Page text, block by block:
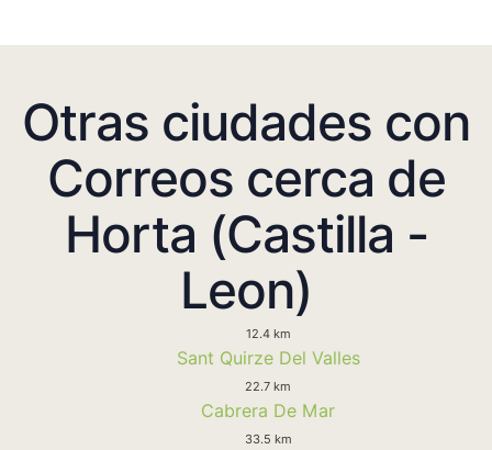
Otras ciudades con
Correos cerca de
Horta (Castilla -
Leon)
12.4 km
Sant Quirze Del Valles
22.7 km
Cabrera De Mar
33.5 km